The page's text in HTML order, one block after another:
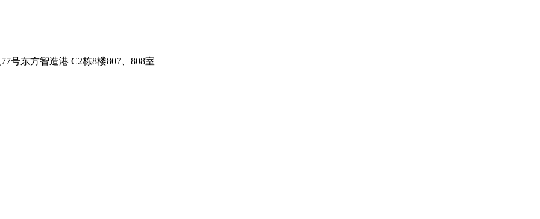
号东方智造港 C2栋8楼807、808室